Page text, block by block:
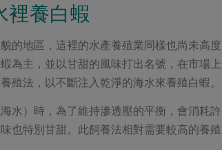
裡養白蝦
的地區，這裡的水產養殖業同樣也尚未高
為主，並以甘甜的風味打出名號，在市場
殖法，以不斷注入乾淨的海水來養殖白蝦。
水）時，為了維持滲透壓的平衡，會消耗
也特別甘甜。此飼養法相對需要較高的養